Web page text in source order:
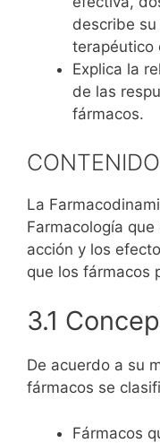
describe
terapéutico
Explica la
de las
fármacos.
CONTENIDO
La
Farmacología
acción y los
que los fármacos
3.1
De acuerdo a su
fármacos se
Fármacos